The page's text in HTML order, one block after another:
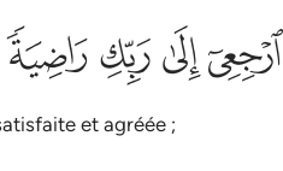
ارجعي الى ربك راضية مرضية ٢٨
ٱرْجِعِىٓ إِلَىٰ رَبِّكِ رَاضِيَةًۭ مَّرْضِيَّةًۭ
ﱠﱡﱢﱣ
et agréée ;